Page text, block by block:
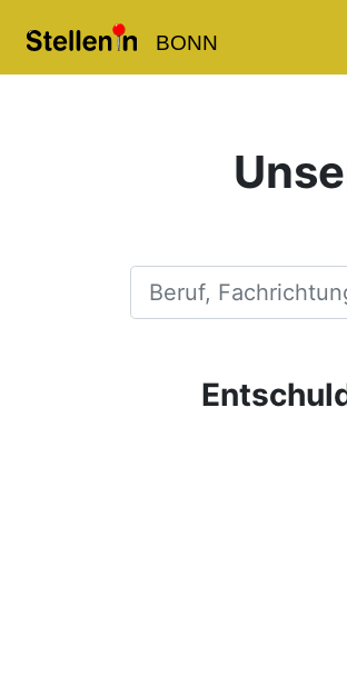
BONN
Beruf, Fachrichtung, Firma